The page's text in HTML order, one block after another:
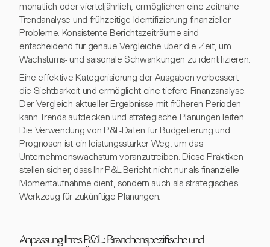
monatlich oder vierteljährlich, ermöglichen eine zeitnahe
Trendanalyse und frühzeitige Identifizierung finanzieller
Probleme. Konsistente Berichtszeiträume sind
entscheidend für genaue Vergleiche über die Zeit, um
Wachstums- und saisonale Schwankungen zu identifizieren.
Eine effektive Kategorisierung der Ausgaben verbessert
die Sichtbarkeit und ermöglicht eine tiefere Finanzanalyse.
Der Vergleich aktueller Ergebnisse mit früheren Perioden
kann Trends aufdecken und strategische Planungen leiten.
Die Verwendung von P&L-Daten für Budgetierung und
Prognosen ist ein leistungsstarker Weg, um das
Unternehmenswachstum voranzutreiben. Diese Praktiken
stellen sicher, dass Ihr P&L-Bericht nicht nur als finanzielle
Momentaufnahme dient, sondern auch als strategisches
Werkzeug für zukünftige Planungen.
Anpassung Ihres P&L: Branchenspezifische und